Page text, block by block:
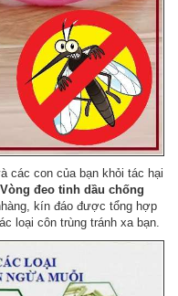
các con của bạn khỏi tác hại
Vòng đeo tinh dầu chống
kín đáo được tổng hợp
loại côn trùng tránh xa bạn.